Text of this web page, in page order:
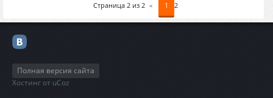
Страница 2 из 2 « 1 2
Полная версия сайта
Хостинг от uCoz